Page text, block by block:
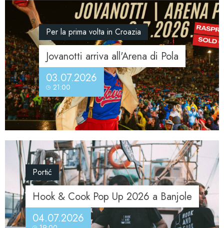
Per la prima volta in Croazia
Jovanotti arriva all'Arena di Pola
03.07.2026
21:00
Portić
Hook & Cook Pop Up 2026 a Banjole
04.07.2026